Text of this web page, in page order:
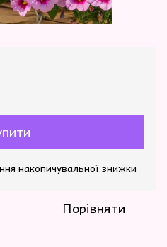
накопичувальної знижки
Порівняти